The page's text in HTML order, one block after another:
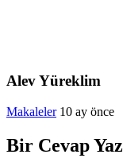
Alev Yüreklim
Makaleler 10 ay önce
Bir Cevap Yaz